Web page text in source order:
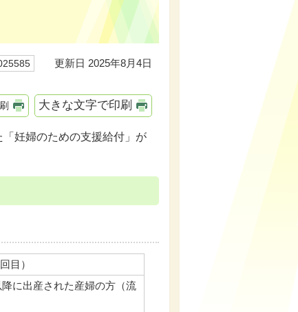
更新日 2025年8月4日
大きな文字で印刷
妊婦のための支援給付」が
目）
に出産された産婦の方（流